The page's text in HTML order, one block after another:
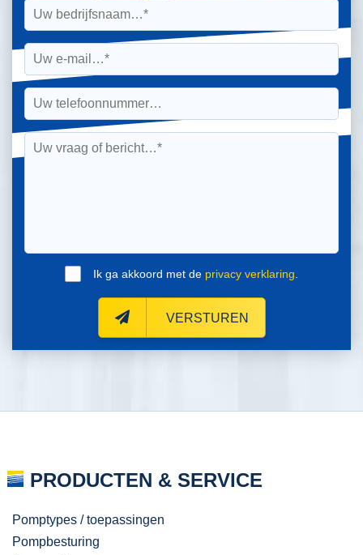
Ik ga akkoord met de privacy verklaring
VERSTUREN
PRODUCTEN & SERVICE
Pomptypes / toepassingen
Pompbesturing